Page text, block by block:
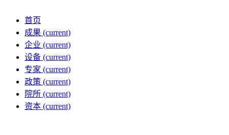
首页
成果 (current)
企业 (current)
设备 (current)
专家 (current)
政策 (current)
院所 (current)
资本 (current)